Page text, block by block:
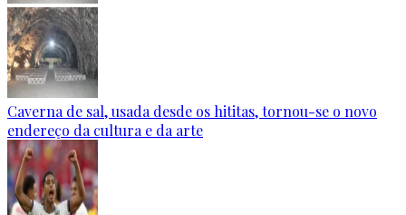
Caverna de sal, usada desde os hititas, tornou-se o novo
endereço da cultura e da arte